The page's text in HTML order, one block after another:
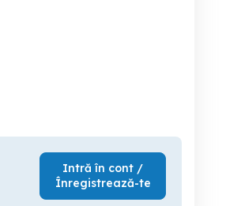
Intră în cont /
Înregistrează-te